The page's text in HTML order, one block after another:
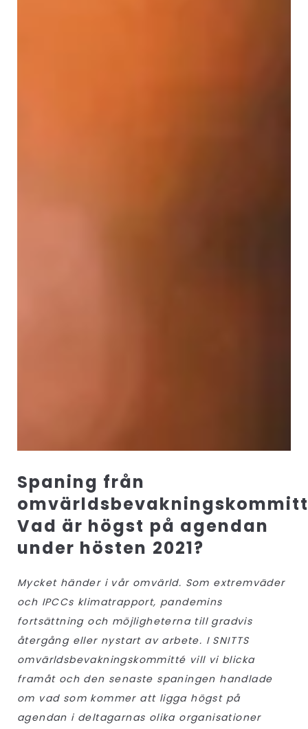
Spaning från
Vad är högst på agendan
under hösten 2021?
Mycket händer i vår omvärld. Som extremväder
och IPCCs klimatrapport, pandemins
fortsättning och möjligheterna till gradvis
återgång eller nystart av arbete. I SNITTS
omvärldsbevakningskommitté vill vi blicka
framåt och den senaste spaningen handlade
om vad som kommer att ligga högst på
agendan i deltagarnas olika organisationer